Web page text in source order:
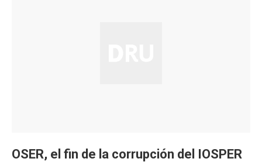
OSER, el fin de la corrupción del IOSPER